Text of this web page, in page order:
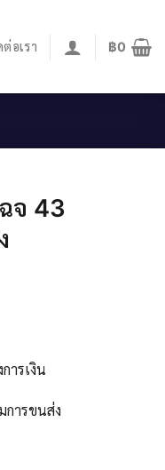
อเรา ฿0
จ 43
ารเงิน
การขนส่ง
งคลจากกรมขนส่ง ชิ้น